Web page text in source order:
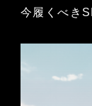
今履くべき